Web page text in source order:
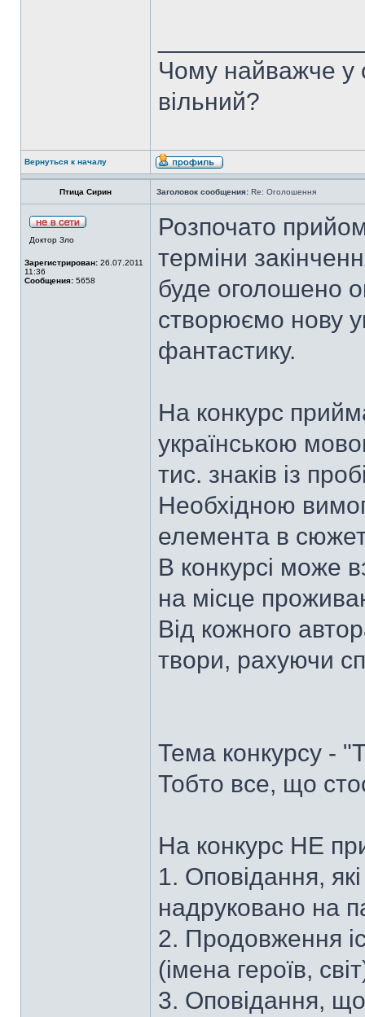
Чому найважче у
вільний?
Вернуться к началу
Птица Сирин Заголовок сообщения: Re: Оголошення
Доктор Зло
Зарегистрирован: 26.07.2011
11:36
Сообщения: 5658
Розпочато
терміни
буде оголошено
створюємо нову
фантастику.
На конкурс
українською
тис. знаків із
Необхідною
елемента в
В конкурсі може
на місце
Від кожного
твори, рахуючи
Тема конкурсу -
Тобто все, що
На конкурс НЕ
1. Оповідання,
надруковано на
2. Продовження
(імена героїв,
3. Оповідання,